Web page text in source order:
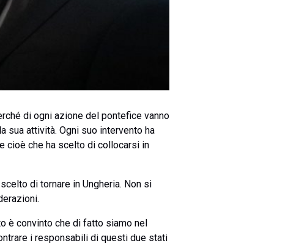
di ogni azione del pontefice vanno
sua attività. Ogni suo intervento ha
cioè che ha scelto di collocarsi in
di tornare in Ungheria. Non si
è convinto che di fatto siamo nel
i responsabili di questi due stati